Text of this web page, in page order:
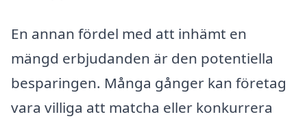
En annan fördel med att inhämt en
mängd erbjudanden är den potentiella
besparingen. Många gånger kan företag
vara villiga att matcha eller konkurrera